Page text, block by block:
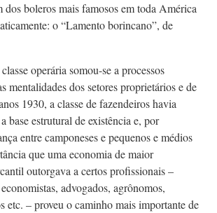
dos boleros mais famosos em toda América
o “Lamento borincano”, de
operária somou-se a processos
mentalidades dos setores proprietários e de
1930, a classe de fazendeiros havia
base estrutural de existência e, por
entre camponeses e pequenos e médios
que uma economia de maior
outorgava a certos profissionais –
advogados, agrônomos,
etc. –­ proveu o caminho mais importante de